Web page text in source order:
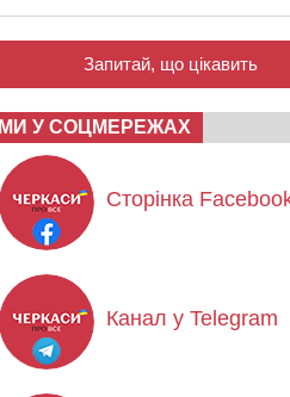
Запитай, що цікавить
МИ У СОЦМЕРЕЖАХ
Сторінка
Канал у Telegram